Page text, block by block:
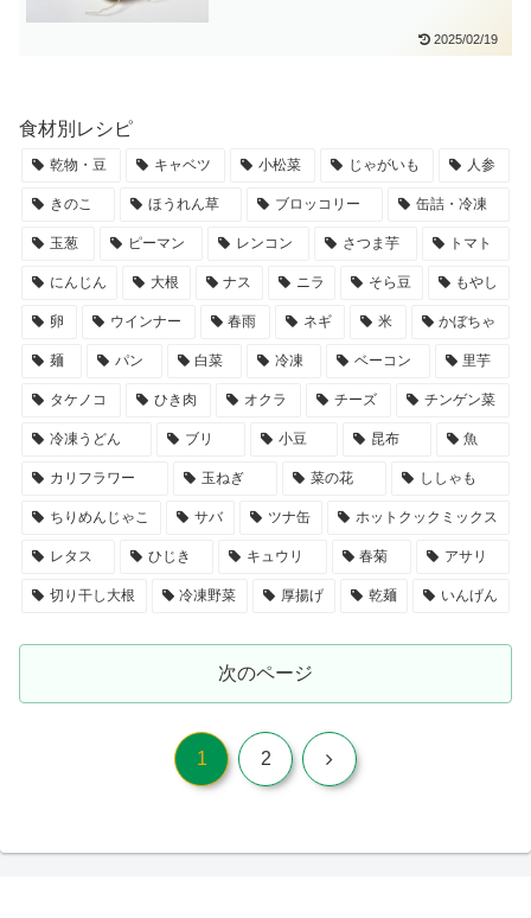
2025/02/19
食材別レシピ
乾物・豆 キャベツ 小松菜 じゃがいも 人参
きのこ ほうれん草 ブロッコリー 缶詰・冷凍
玉葱 ピーマン レンコン さつま芋 トマト
にんじん 大根 ナス ニラ そら豆 もやし
卵 ウインナー 春雨 ネギ 米 かぼちゃ
麺 パン 白菜 冷凍 ベーコン 里芋
タケノコ ひき肉 オクラ チーズ チンゲン菜
冷凍うどん ブリ 小豆 昆布 魚
カリフラワー 玉ねぎ 菜の花 ししゃも
ちりめんじゃこ サバ ツナ缶 ホットクックミックス
レタス ひじき キュウリ 春菊 アサリ
切り干し大根 冷凍野菜 厚揚げ 乾麺 いんげん
次のページ
1 2 次